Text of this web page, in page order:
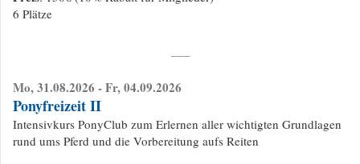
6 Plätze
Mo, 31.08.2026 - Fr, 04.09.2026
Ponyfreizeit II
Intensivkurs PonyClub zum Erlernen aller wichtigten Grundlagen
rund ums Pferd und die Vorbereitung aufs Reiten